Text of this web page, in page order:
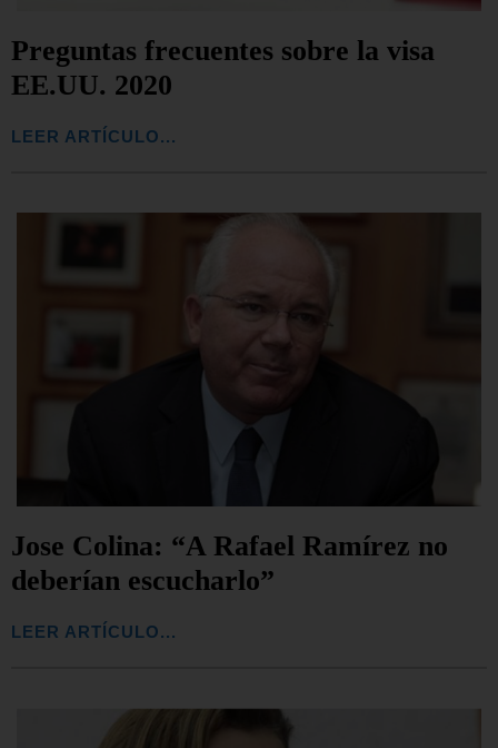
Preguntas frecuentes sobre la visa
EE.UU. 2020
LEER ARTÍCULO...
Jose Colina: “A Rafael Ramírez no
deberían escucharlo”
LEER ARTÍCULO...